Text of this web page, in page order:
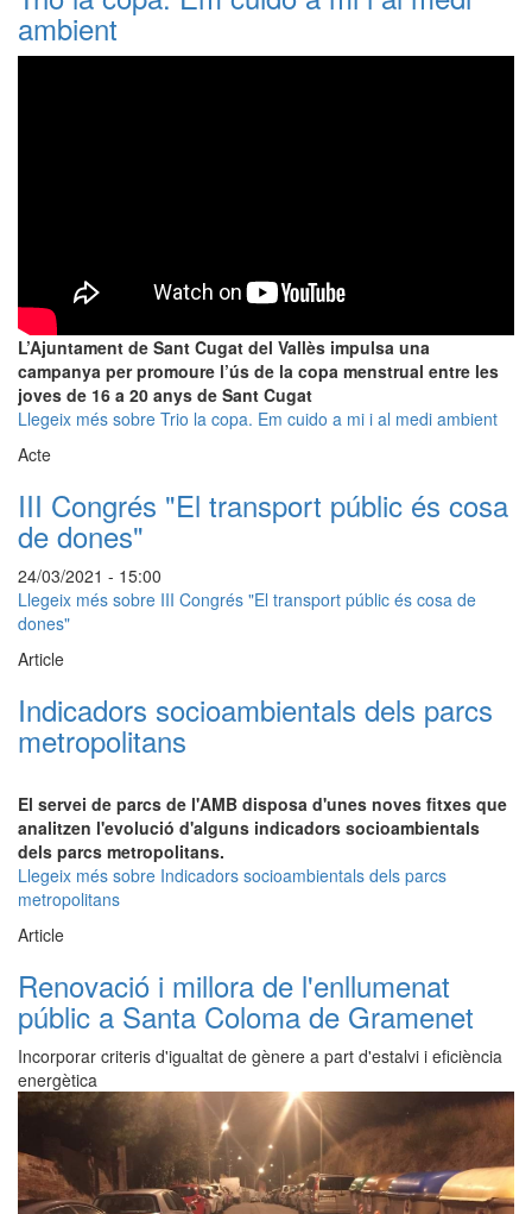
ambient
L’Ajuntament de Sant Cugat del Vallès impulsa una
campanya per promoure l’ús de la copa menstrual entre les
joves de 16 a 20 anys de Sant Cugat
Llegeix més sobre Trio la copa. Em cuido a mi i al medi ambient
Acte
III Congrés "El transport públic és cosa
de dones"
24/03/2021 - 15:00
Llegeix més sobre III Congrés "El transport públic és cosa de
dones"
Article
Indicadors socioambientals dels parcs
metropolitans
El servei de parcs de l'AMB disposa d'unes noves fitxes que
analitzen l'evolució d'alguns indicadors socioambientals
dels parcs metropolitans.
Llegeix més sobre Indicadors socioambientals dels parcs
metropolitans
Article
Renovació i millora de l'enllumenat
públic a Santa Coloma de Gramenet
Incorporar criteris d'igualtat de gènere a part d'estalvi i eficiència
energètica